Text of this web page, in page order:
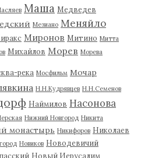
Маша Медведев
Мезиано Меняйло
Миронов Митино Митта
Михайлов Морев Морева
река Мосфильм Мочар
Н.Н.Кудрявцев Н.Н.Семенов
Наймилов Насонова
Нижний Новгород Никита
монастырь Никифоров Николаев
Новиков Новодевичий
Новый Иерусалим